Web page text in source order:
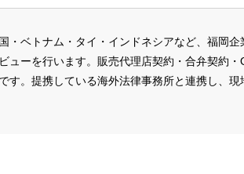
・ベトナム・タイ・インドネシアなど、福岡
ューを行います。販売代理店契約・合弁契約
す。提携している海外法律事務所と連携し、